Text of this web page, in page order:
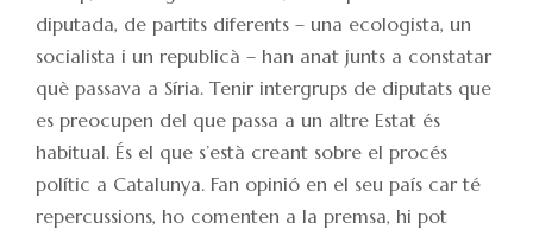
diputada, de partits diferents – una ecologista, un
socialista i un republicà – han anat junts a constatar
què passava a Síria. Tenir intergrups de diputats que
es preocupen del que passa a un altre Estat és
habitual. És el que s’està creant sobre el procés
polític a Catalunya. Fan opinió en el seu país car té
repercussions, ho comenten a la premsa, hi pot